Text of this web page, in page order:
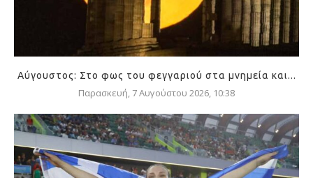
Αύγουστος: Στο φως του φεγγαριού στα μνημεία και...
Παρασκευή, 7 Αυγούστου 2026, 10:38